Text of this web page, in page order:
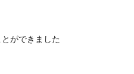
ができました